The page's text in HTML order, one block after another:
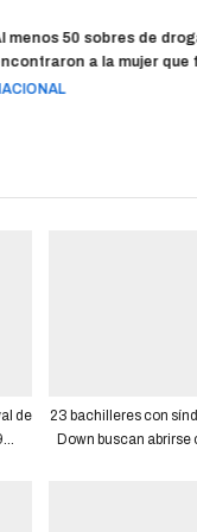
menos 50 sobres de
a la mujer que
tras dejar a sus
de
23 bachilleres con
Down buscan abrirse